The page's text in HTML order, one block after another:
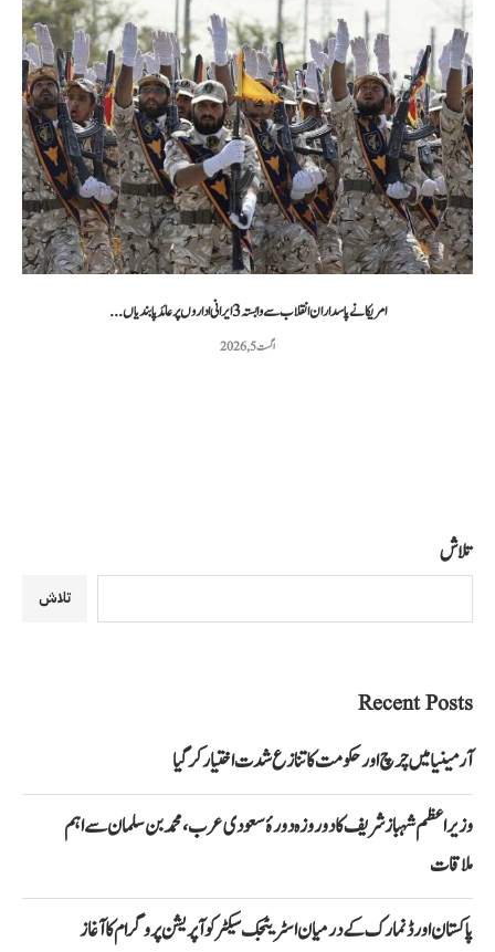
امریکا نے پاسداران انقلاب سے وابستہ 3 ایرانی اداروں پر عائد پابندیاں...
اگست 5, 2026
تلاش
تلاش
Recent Posts
آرمینیا میں چرچ اور حکومت کا تنازع شدت اختیار کر گیا
وزیراعظم شہباز شریف کا دو روزہ دورۂ سعودی عرب، محمد بن سلمان سے اہم
ملاقات
پاکستان اور ڈنمارک کے درمیان اسٹریٹجک سیکٹر کوآپریشن پروگرام کا آغاز